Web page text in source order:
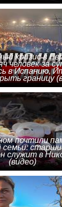
кризис в
человек за
в Испанию,
границу
почтили
семьи:
служит в
(видео)